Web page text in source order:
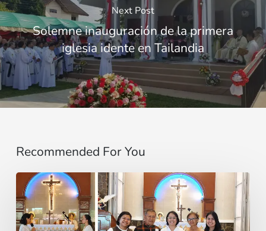
Next Post
Solemne inauguración de la primera
iglesia idente en Tailandia
Recommended For You
“Do
not
be